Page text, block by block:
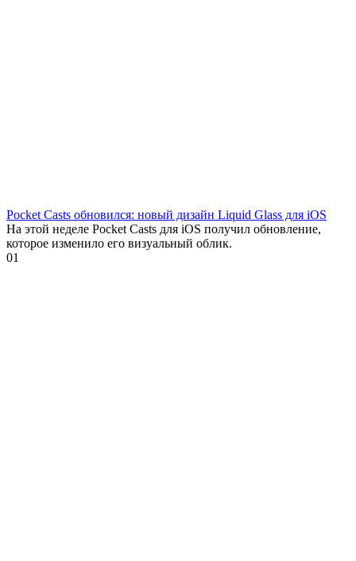
Pocket Casts обновился: новый дизайн Liquid Glass для iOS
На этой неделе Pocket Casts для iOS получил обновление,
которое изменило его визуальный облик.
01